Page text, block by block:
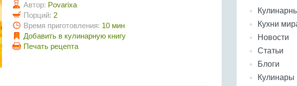
Автор: Povarixa
Порций: 2
Время приготовления: 10 мин
Добавить в кулинарную книгу
Печать рецепта
Кухни
Новости
Статьи
Блоги
Кулинары